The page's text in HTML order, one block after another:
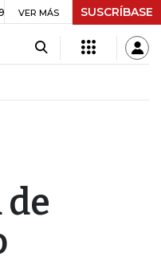
UVR $ 416,86 +$ 0,05 +0,01%
VER MÁS SUSCRÍBASE